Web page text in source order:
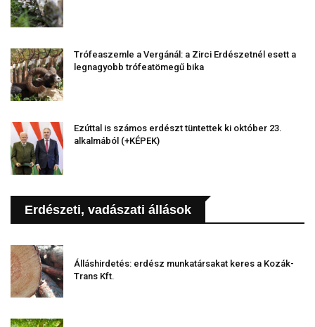
Trófeaszemle a Vergánál: a Zirci Erdészetnél esett a
legnagyobb trófeatömegű bika
Ezúttal is számos erdészt tüntettek ki október 23.
alkalmából (+KÉPEK)
Erdészeti, vadászati állások
Álláshirdetés: erdész munkatársakat keres a Kozák-
Trans Kft.